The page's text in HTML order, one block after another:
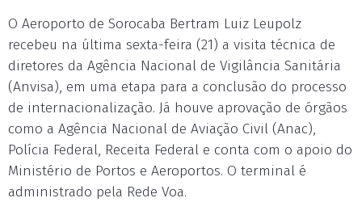
O Aeroporto de Sorocaba Bertram Luiz Leupolz
recebeu na última sexta-feira (21) a visita técnica de
diretores da Agência Nacional de Vigilância Sanitária
(Anvisa), em uma etapa para a conclusão do processo
de internacionalização. Já houve aprovação de órgãos
como a Agência Nacional de Aviação Civil (Anac),
Polícia Federal, Receita Federal e conta com o apoio do
Ministério de Portos e Aeroportos. O terminal é
administrado pela Rede Voa.